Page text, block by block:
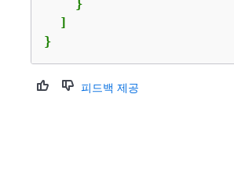
    }
  ]
}
피드백 제공